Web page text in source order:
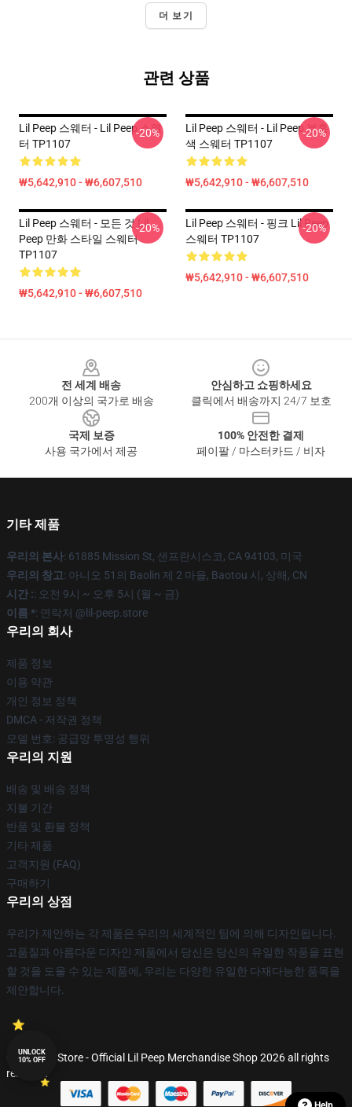
더 보기
관련 상품
Lil Peep 스웨터 - Lil Peep 스웨
터 TP1107
₩5,642,910 - ₩6,607,510
-20%
Lil Peep 스웨터 - Lil Peep 분홍
색 스웨터 TP1107
₩5,642,910 - ₩6,607,510
-20%
Lil Peep 스웨터 - 모든 것 Lil
Peep 만화 스타일 스웨터
TP1107
₩5,642,910 - ₩6,607,510
-20%
Lil Peep 스웨터 - 핑크 Lil Peep
스웨터 TP1107
₩5,642,910 - ₩6,607,510
-20%
전 세계 배송
200개 이상의 국가로 배송
안심하고 쇼핑하세요
클릭에서 배송까지 24/7 보호
국제 보증
사용 국가에서 제공
100% 안전한 결제
페이팔 / 마스터카드 / 비자
기타 제품
우리의 본사: 61885 Mission St, 샌프란시스코, CA 94103, 미국
우리의 창고: 아니오 51의 Baolin 제 2 마을, Baotou 시, 상해, CN
시간 :: 오전 9시 ~ 오후 5시 (월 ~ 금)
이름 *: 연락처 @lil-peep.store
우리의 회사
제품 정보
이용 약관
개인 정보 정책
DMCA - 저작권 정책
모델 번호: 공급망 투명성 행위
우리의 지원
배송 및 배송 정책
지불 기간
반품 및 환불 정책
기타 제품
고객지원 (FAQ)
구매하기
우리의 상점
우리가 제안하는 각 제품은 우리의 세계적인 팀에 의해 디자인됩니다.
고품질과 아름다운 디자인 제품에서 당신은 당신의 유일한 작풍을 표현
할 것을 도울 수 있는 제품에, 우리는 다양한 유일한 다재다능한 품목을
제안합니다.
© Lil Peep Store - Official Lil Peep Merchandise Shop 2026 all rights
reserved
UNLOCK
10% OFF